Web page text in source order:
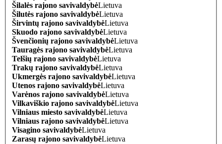
Šilalės rajono savivaldybėLietuva
Šilutės rajono savivaldybėLietuva
Širvintų rajono savivaldybėLietuva
Skuodo rajono savivaldybėLietuva
Švenčionių rajono savivaldybėLietuva
Tauragės rajono savivaldybėLietuva
Telšių rajono savivaldybėLietuva
Trakų rajono savivaldybėLietuva
Ukmergės rajono savivaldybėLietuva
Utenos rajono savivaldybėLietuva
Varėnos rajono savivaldybėLietuva
Vilkaviškio rajono savivaldybėLietuva
Vilniaus miesto savivaldybėLietuva
Vilniaus rajono savivaldybėLietuva
Visagino savivaldybėLietuva
Zarasų rajono savivaldybėLietuva